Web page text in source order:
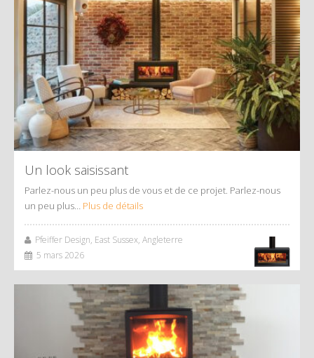
Un look saisissant
Parlez-nous un peu plus de vous et de ce projet. Parlez-nous
un peu plus… Plus de détails
Pfeiffer Design, East Sussex, Angleterre
5 mars 2026